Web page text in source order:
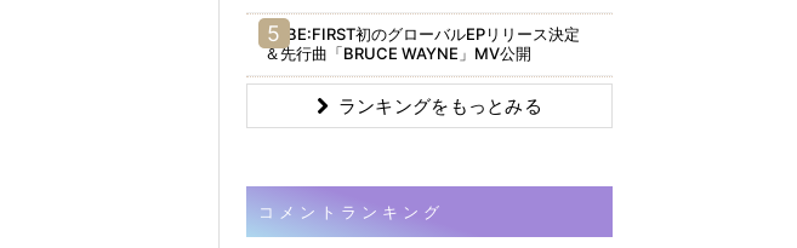
BE:FIRST初のグローバルEPリリース決定
＆先行曲「BRUCE WAYNE」MV公開
ランキングをもっとみる
コメントランキング